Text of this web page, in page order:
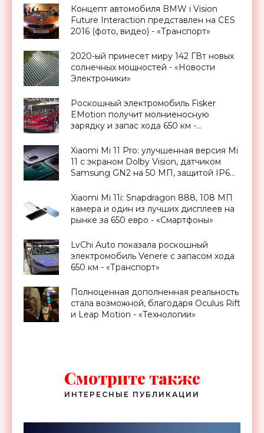
Super Charge и ценником от $175 -
«Смартфоны»
Концепт автомобиля BMW i Vision
Future Interaction представлен на CES
2016 (фото, видео) - «Транспорт»
2020-ый принесет миру 142 ГВт новых
солнечных мощностей - «Новости
Электроники»
Роскошный электромобиль Fisker
EMotion получит молниеносную
зарядку и запас хода 650 км -
Xiaomi Mi 11 Pro: улучшенная версия Mi
11 с экраном Dolby Vision, датчиком
Samsung GN2 на 50 МП, защитой IP68
«Смартфоны»
Xiaomi Mi 11i: Snapdragon 888, 108 МП
камера и один из лучших дисплеев на
рынке за 650 евро - «Смартфоны»
LvChi Auto показала роскошный
электромобиль Venere с запасом хода
650 км - «Транспорт»
Полноценная дополненная реальность
стала возможной, благодаря Oculus Rift
и Leap Motion - «Технологии»
Смотрите также
ИНТЕРЕСНЫЕ ПУБЛИКАЦИИ